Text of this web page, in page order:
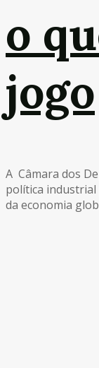
o
jogo
A Câmara dos
política industrial
da economia